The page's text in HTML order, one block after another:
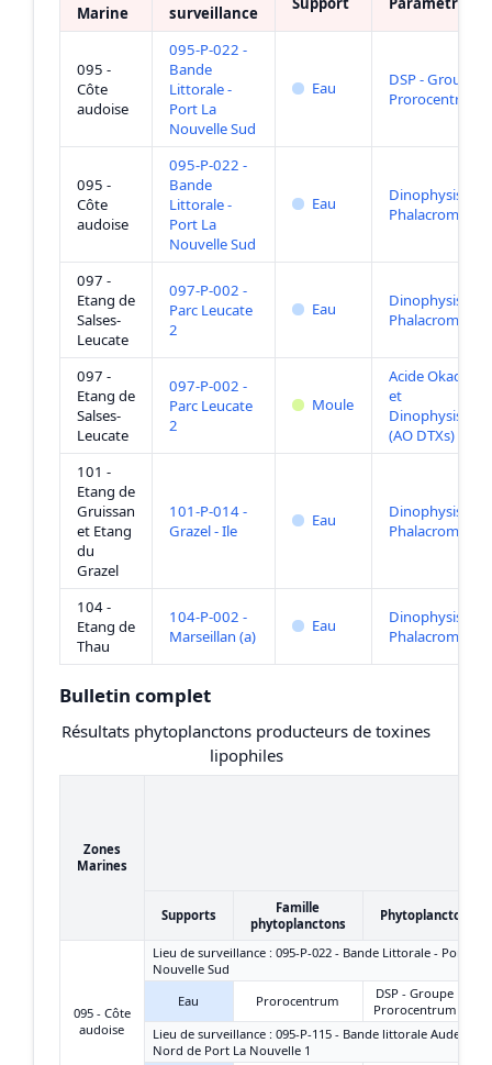
Marine
surveillance
095 -
Côte
audoise
095-P-022 -
Bande
Littorale -
Port La
Nouvelle Sud
Eau
DSP - Groupe
Prorocentrum
095 -
Côte
audoise
095-P-022 -
Bande
Littorale -
Port La
Nouvelle Sud
Eau
Dinophysis +
Phalacroma
097 -
Etang de
Salses-
Leucate
097-P-002 -
Parc Leucate
2
Eau
Dinophysis +
Phalacroma
097 -
Etang de
Salses-
Leucate
097-P-002 -
Parc Leucate
2
Moule
Acide
et
(AO DTXs)
101 -
Etang de
Gruissan
et Etang
du
Grazel
101-P-014 -
Grazel - Ile
Eau
Dinophysis +
Phalacroma
104 -
Etang de
Thau
104-P-002 -
Marseillan (a)
Eau
Dinophysis +
Phalacroma
Bulletin complet
Résultats phytoplanctons producteurs de toxines
lipophiles
Zones
Marines
Supports
Famille
phytoplanctons
Phytoplanctons
095 - Côte
audoise
Lieu de surveillance : 095-P-022 - Bande Littorale - Port La
Nouvelle Sud
Eau
Prorocentrum
DSP - Groupe
Prorocentrum
Lieu de surveillance : 095-P-115 - Bande littorale Aude -
Nord de Port La Nouvelle 1